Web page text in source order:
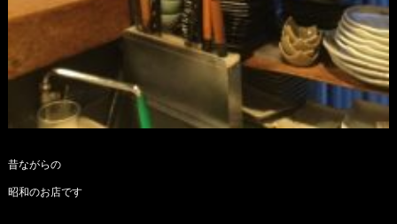
昔ながらの
昭和のお店です